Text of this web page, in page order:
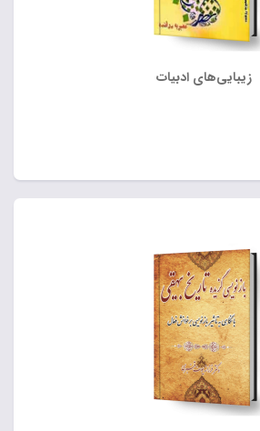
زیبایی‌های ادبیات